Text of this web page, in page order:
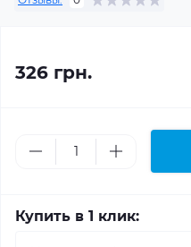
326 грн.
Купить в 1 клик: